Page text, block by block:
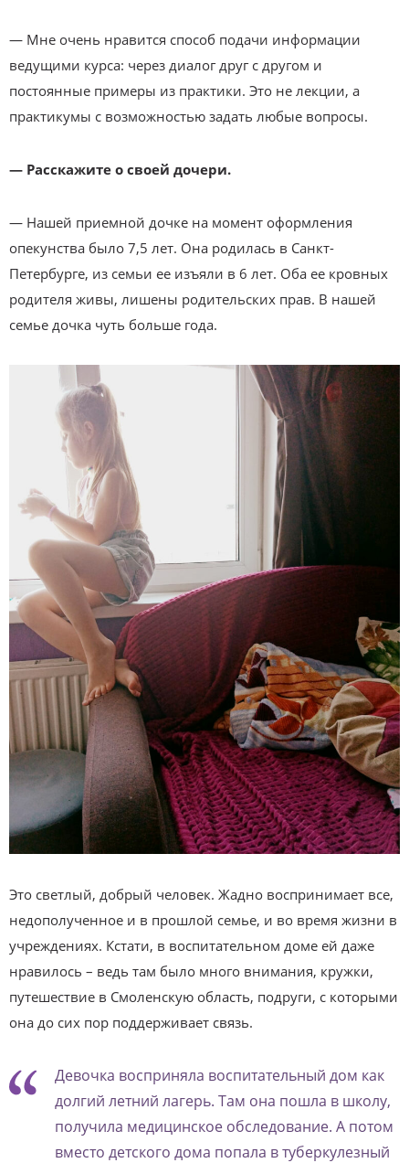
— Мне очень нравится способ подачи информации
ведущими курса: через диалог друг с другом и
постоянные примеры из практики. Это не лекции, а
практикумы с возможностью задать любые вопросы.
— Расскажите о своей дочери.
— Нашей приемной дочке на момент оформления
опекунства было 7,5 лет. Она родилась в Санкт-
Петербурге, из семьи ее изъяли в 6 лет. Оба ее кровных
родителя живы, лишены родительских прав. В нашей
семье дочка чуть больше года.
Это светлый, добрый человек. Жадно воспринимает все,
недополученное и в прошлой семье, и во время жизни в
учреждениях. Кстати, в воспитательном доме ей даже
нравилось – ведь там было много внимания, кружки,
путешествие в Смоленскую область, подруги, с которыми
она до сих пор поддерживает связь.
Девочка восприняла воспитательный дом как
долгий летний лагерь. Там она пошла в школу,
получила медицинское обследование. А потом
вместо детского дома попала в туберкулезный